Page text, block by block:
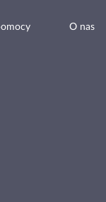
O nas